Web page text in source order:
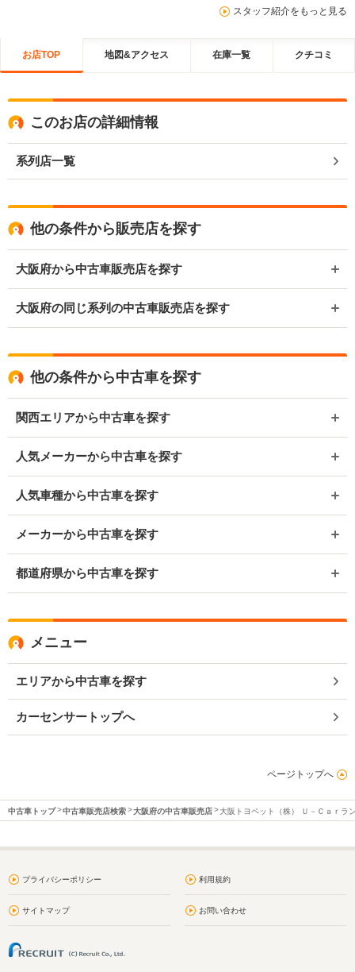
スタッフ紹介をもっと見る
お店TOP 地図&アクセス 在庫一覧 クチコミ
このお店の詳細情報
系列店一覧
他の条件から販売店を探す
大阪府から中古車販売店を探す
大阪府の同じ系列の中古車販売店を探す
他の条件から中古車を探す
関西エリアから中古車を探す
人気メーカーから中古車を探す
人気車種から中古車を探す
メーカーから中古車を探す
都道府県から中古車を探す
メニュー
エリアから中古車を探す
カーセンサートップへ
ページトップへ
中古車トップ 中古車販売店検索 大阪府の中古車販売店 大阪トヨペット（株） Ｕ－Ｃａｒラ
プライバシーポリシー 利用規約
サイトマップ お問い合わせ